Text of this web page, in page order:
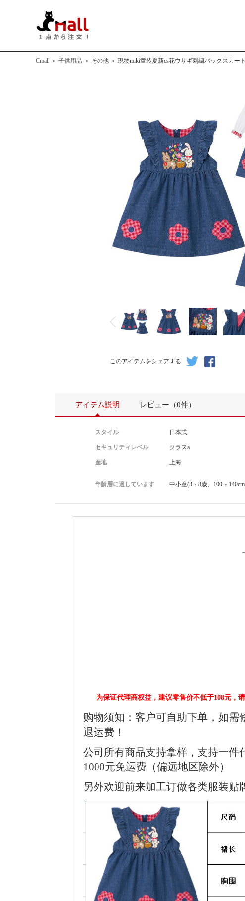
Cmall ＞ 子供用品 ＞ その他 ＞ 現物miki童装夏新cs花ウサギ刺繍バックスカー
このアイテムをシェアする
アイテム説明 レビュー（0件）
スタイル 日本式
セキュリティレベル クラスa
産地 上海
年齢層に適しています 中小童(3 ~ 8歳、100 ~
为保证代理商权益，建议零售价不低于108元，
购物须知：客户可自助下单，如
退运费！
公司所有商品支持拿样，支持一件
1000元免运费（偏远地区除外）
另外欢迎前来加工订做各类服装